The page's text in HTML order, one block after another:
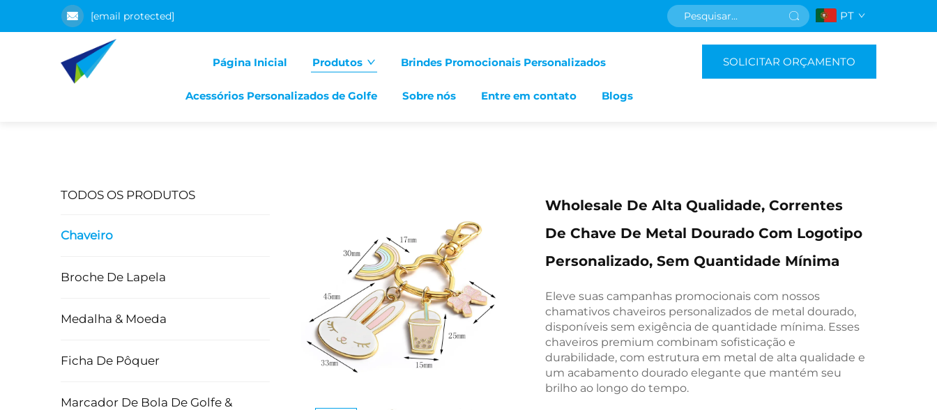
[email protected] PT
Página Inicial Produtos Brindes Promocionais Personalizados
Acessórios Personalizados de Golfe Sobre nós Entre em contato Blogs
SOLICITAR ORÇAMENTO
TODOS OS PRODUTOS
Chaveiro
Broche De Lapela
Medalha & Moeda
Ficha De Pôquer
Marcador De Bola De Golfe &
Wholesale De Alta Qualidade, Correntes
De Chave De Metal Dourado Com Logotipo
Personalizado, Sem Quantidade Mínima
Eleve suas campanhas promocionais com nossos
chamativos chaveiros personalizados de metal dourado,
disponíveis sem exigência de quantidade mínima. Esses
chaveiros premium combinam sofisticação e
durabilidade, com estrutura em metal de alta qualidade e
um acabamento dourado elegante que mantém seu
brilho ao longo do tempo.